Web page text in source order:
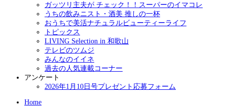
ガッツリ主夫が チェック！！スーパーのイマコレ
うちの飲みニスト・酒美 推しの一杯
おうちで美活ナチュラルビューティーライフ
トピックス
LIVING Selection in 和歌山
テレビのツムジ
みんなのイイネ
過去の人気連載コーナー
アンケート
2026年1月10日号プレゼント応募フォーム
Home